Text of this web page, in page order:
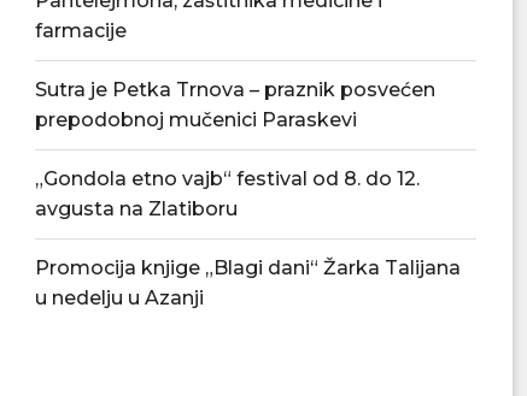
Poznat raspored Podunavske
okružne lige, sezona počinje 22....
FK Jasenica
farmacije
Sutra je Petka Trnova – praznik posvećen
prepodobnoj mučenici Paraskevi
„Gondola etno vajb“ festival od 8. do 12.
avgusta na Zlatiboru
Promocija knjige „Blagi dani“ Žarka Talijana
u nedelju u Azanji